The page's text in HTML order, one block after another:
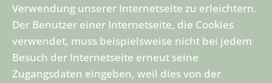
Verwendung unserer Internetseite zu erleichtern.
Der Benutzer einer Internetseite, die Cookies
verwendet, muss beispielsweise nicht bei jedem
Besuch der Internetseite erneut seine
Zugangsdaten eingeben, weil dies von der